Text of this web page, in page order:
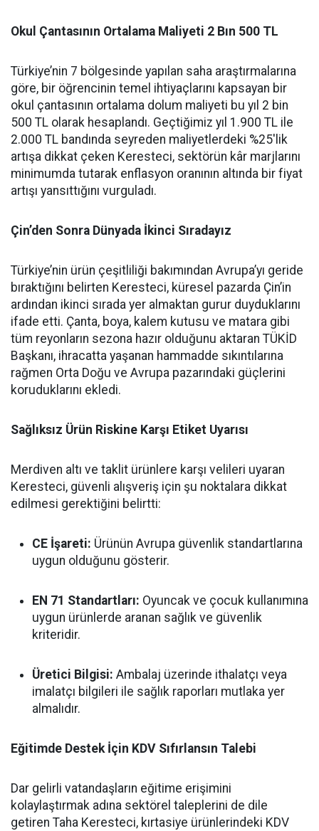
Okul Çantasının Ortalama Maliyeti 2 Bın 500 TL
Türkiye’nin 7 bölgesinde yapılan saha araştırmalarına
göre, bir öğrencinin temel ihtiyaçlarını kapsayan bir
okul çantasının ortalama dolum maliyeti bu yıl 2 bin
500 TL olarak hesaplandı. Geçtiğimiz yıl 1.900 TL ile
2.000 TL bandında seyreden maliyetlerdeki %25'lik
artışa dikkat çeken Keresteci, sektörün kâr marjlarını
minimumda tutarak enflasyon oranının altında bir fiyat
artışı yansıttığını vurguladı.
Çin’den Sonra Dünyada İkinci Sıradayız
Türkiye’nin ürün çeşitliliği bakımından Avrupa’yı geride
bıraktığını belirten Keresteci, küresel pazarda Çin’in
ardından ikinci sırada yer almaktan gurur duyduklarını
ifade etti. Çanta, boya, kalem kutusu ve matara gibi
tüm reyonların sezona hazır olduğunu aktaran TÜKİD
Başkanı, ihracatta yaşanan hammadde sıkıntılarına
rağmen Orta Doğu ve Avrupa pazarındaki güçlerini
koruduklarını ekledi.
Sağlıksız Ürün Riskine Karşı Etiket Uyarısı
Merdiven altı ve taklit ürünlere karşı velileri uyaran
Keresteci, güvenli alışveriş için şu noktalara dikkat
edilmesi gerektiğini belirtti:
CE İşareti: Ürünün Avrupa güvenlik standartlarına
uygun olduğunu gösterir.
EN 71 Standartları: Oyuncak ve çocuk kullanımına
uygun ürünlerde aranan sağlık ve güvenlik
kriteridir.
Üretici Bilgisi: Ambalaj üzerinde ithalatçı veya
imalatçı bilgileri ile sağlık raporları mutlaka yer
almalıdır.
Eğitimde Destek İçin KDV Sıfırlansın Talebi
Dar gelirli vatandaşların eğitime erişimini
kolaylaştırmak adına sektörel taleplerini de dile
getiren Taha Keresteci, kırtasiye ürünlerindeki KDV